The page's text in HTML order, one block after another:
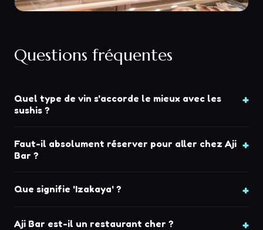
Questions fréquentes
Quel type de vin s'accorde le mieux avec les
sushis ?
Faut-il absolument réserver pour aller chez Aji
Bar ?
Que signifie 'Izakaya' ?
Aji Bar est-il un restaurant cher ?